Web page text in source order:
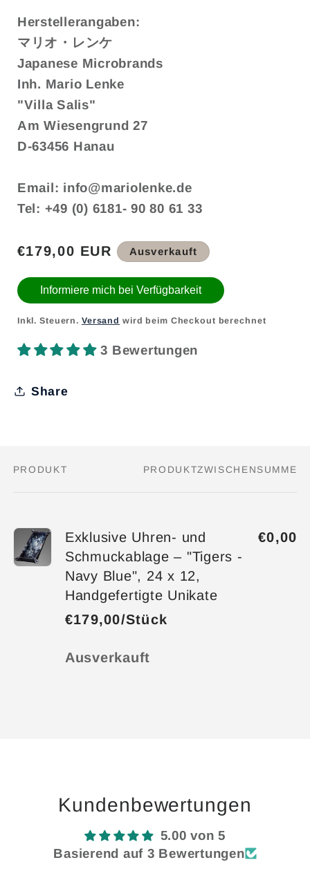
Herstellerangaben:
マリオ・レンケ
Japanese Microbrands
Inh. Mario Lenke
"Villa Salis"
Am Wiesengrund 27
D-63456 Hanau
Email: info@mariolenke.de
Tel: +49 (0) 6181- 90 80 61 33
Normaler
€179,00 EUR Ausverkauft
Informiere mich bei Verfügbarkeit
Inkl. Steuern. Versand wird beim Checkout berechnet
3 Bewertungen
Share
Dein
PRODUKT PRODUKTZWISCHENSUMME
Exklusive Uhren- und
Schmuckablage – "Tigers -
Navy Blue", 24 x 12,
Handgefertigte Unikate
€179,00/Stück
€0,00
Anzahl
Ausverkauft
Kundenbewertungen
5.00 von 5
Basierend auf 3 Bewertungen